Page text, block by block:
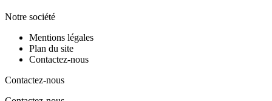
Notre société
Mentions légales
Plan du site
Contactez-nous
Contactez-nous